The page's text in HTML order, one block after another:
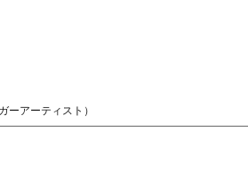
ーアーティスト）